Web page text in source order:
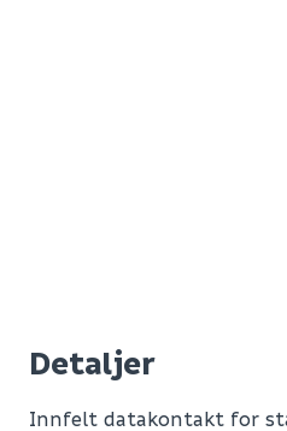
Detaljer
Innfelt datakontakt for